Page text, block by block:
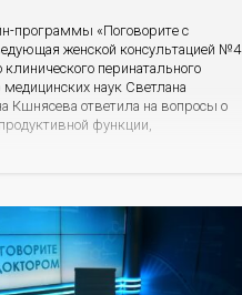
программы «Поговорите с
женской консультацией №4
клинического перинатального
медицинских наук Светлана
Кшнясева ответила на вопросы о
функции,